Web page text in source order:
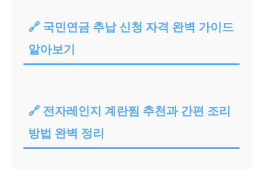
🔗 국민연금 추납 신청 자격 완벽 가이드
알아보기
🔗 전자레인지 계란찜 추천과 간편 조리
방법 완벽 정리